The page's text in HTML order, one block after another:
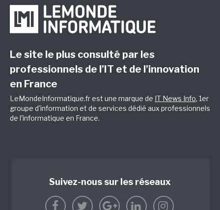
Le site le plus consulté par les
professionnels de l’IT et de l’innovation
en France
LeMondeInformatique.fr est une marque de IT News Info, 1er
groupe d'information et de services dédié aux professionnels
de l'informatique en France.
Suivez-nous sur les réseaux